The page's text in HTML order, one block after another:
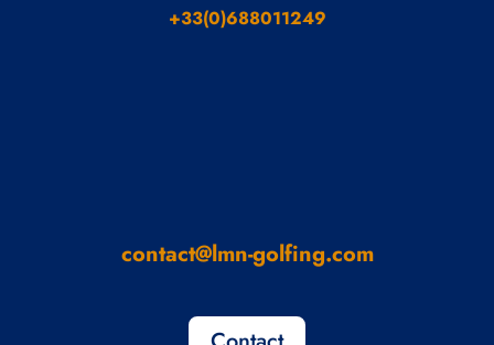
+33(0)688011249
contact@lmn-golfing.com